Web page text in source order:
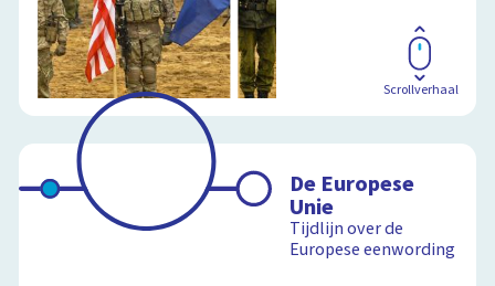
Scrollverhaal
De Europese
Unie
Tijdlijn over de
Europese eenwording